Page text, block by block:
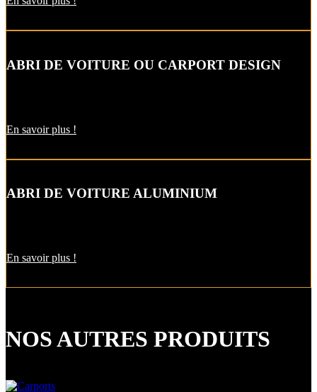
ABRI DE VOITURE OU CARPORT DESIGN
En savoir plus !
ABRI DE VOITURE ALUMINIUM
En savoir plus !
NOS AUTRES PRODUITS